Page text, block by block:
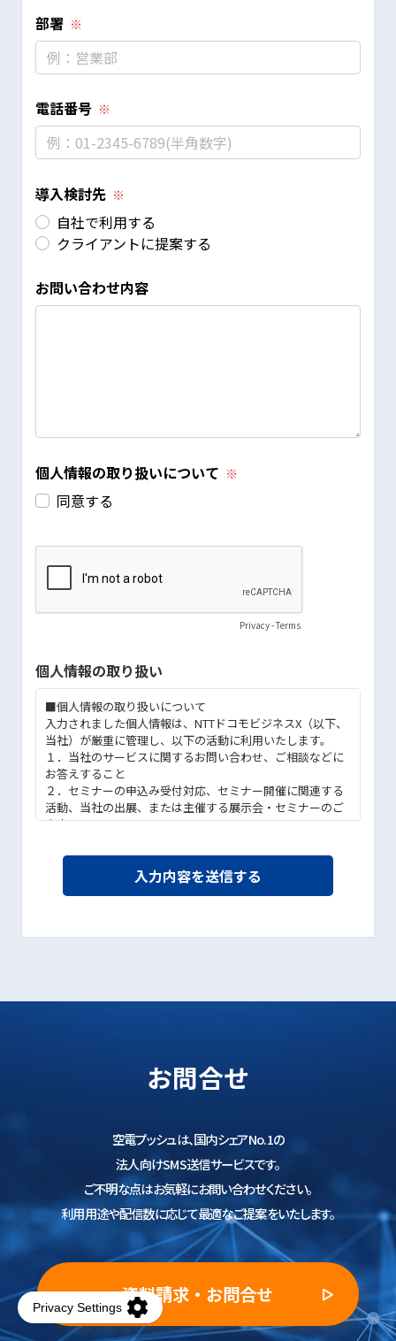
お問合せ
空電プッシュは、国内シェアNo.1の
法人向けSMS送信サービスです。
ご不明な点はお気軽にお問い合わせください。
利用用途や配信数に応じて最適なご提案をいたします。
資料請求・お問合せ